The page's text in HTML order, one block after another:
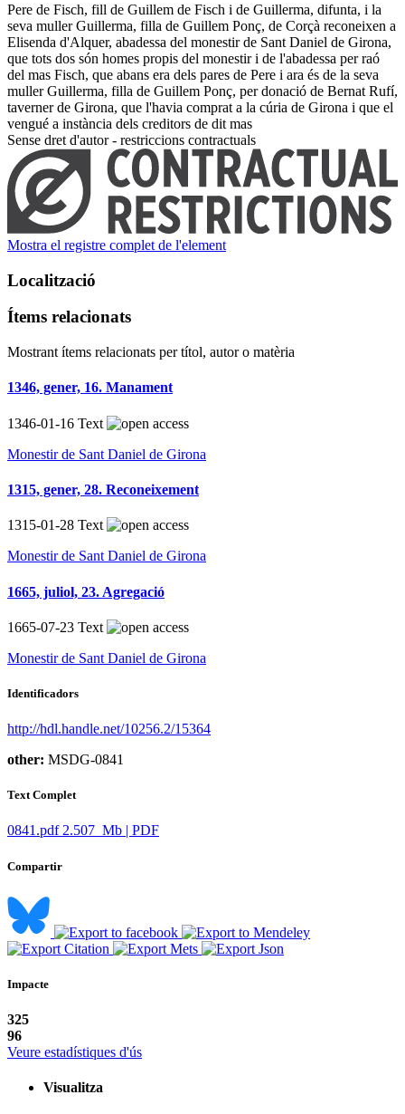
Pere de Fisch, fill de Guillem de Fisch i de Guillerma, difunta, i la
seva muller Guillerma, filla de Guillem Ponç, de Corçà reconeixen a
Elisenda d'Alquer, abadessa del monestir de Sant Daniel de Girona,
que tots dos són homes propis del monestir i de l'abadessa per raó
del mas Fisch, que abans era dels pares de Pere i ara és de la seva
muller Guillerma, filla de Guillem Ponç, per donació de Bernat Rufí,
taverner de Girona, que l'havia comprat a la cúria de Girona i que el
vengué a instància dels creditors de dit mas ​
Sense dret d'autor - restriccions contractuals
Mostra el registre complet de l'element
Localització
Sant Daniel
×
−
Ítems relacionats
Mostrant ítems relacionats per títol, autor o matèria
1346, gener, 16. Manament
1346-01-16 Text
Monestir de Sant Daniel de Girona
1315, gener, 28. Reconeixement
1315-01-28 Text
Monestir de Sant Daniel de Girona
1665, juliol, 23. Agregació
1665-07-23 Text
Monestir de Sant Daniel de Girona
Identificadors
http://hdl.handle.net/10256.2/15364
other: MSDG-0841
Text Complet
0841.pdf 2.507 Mb | PDF
Compartir
Impacte
325
96
Veure estadístiques d'ús
Visualitza